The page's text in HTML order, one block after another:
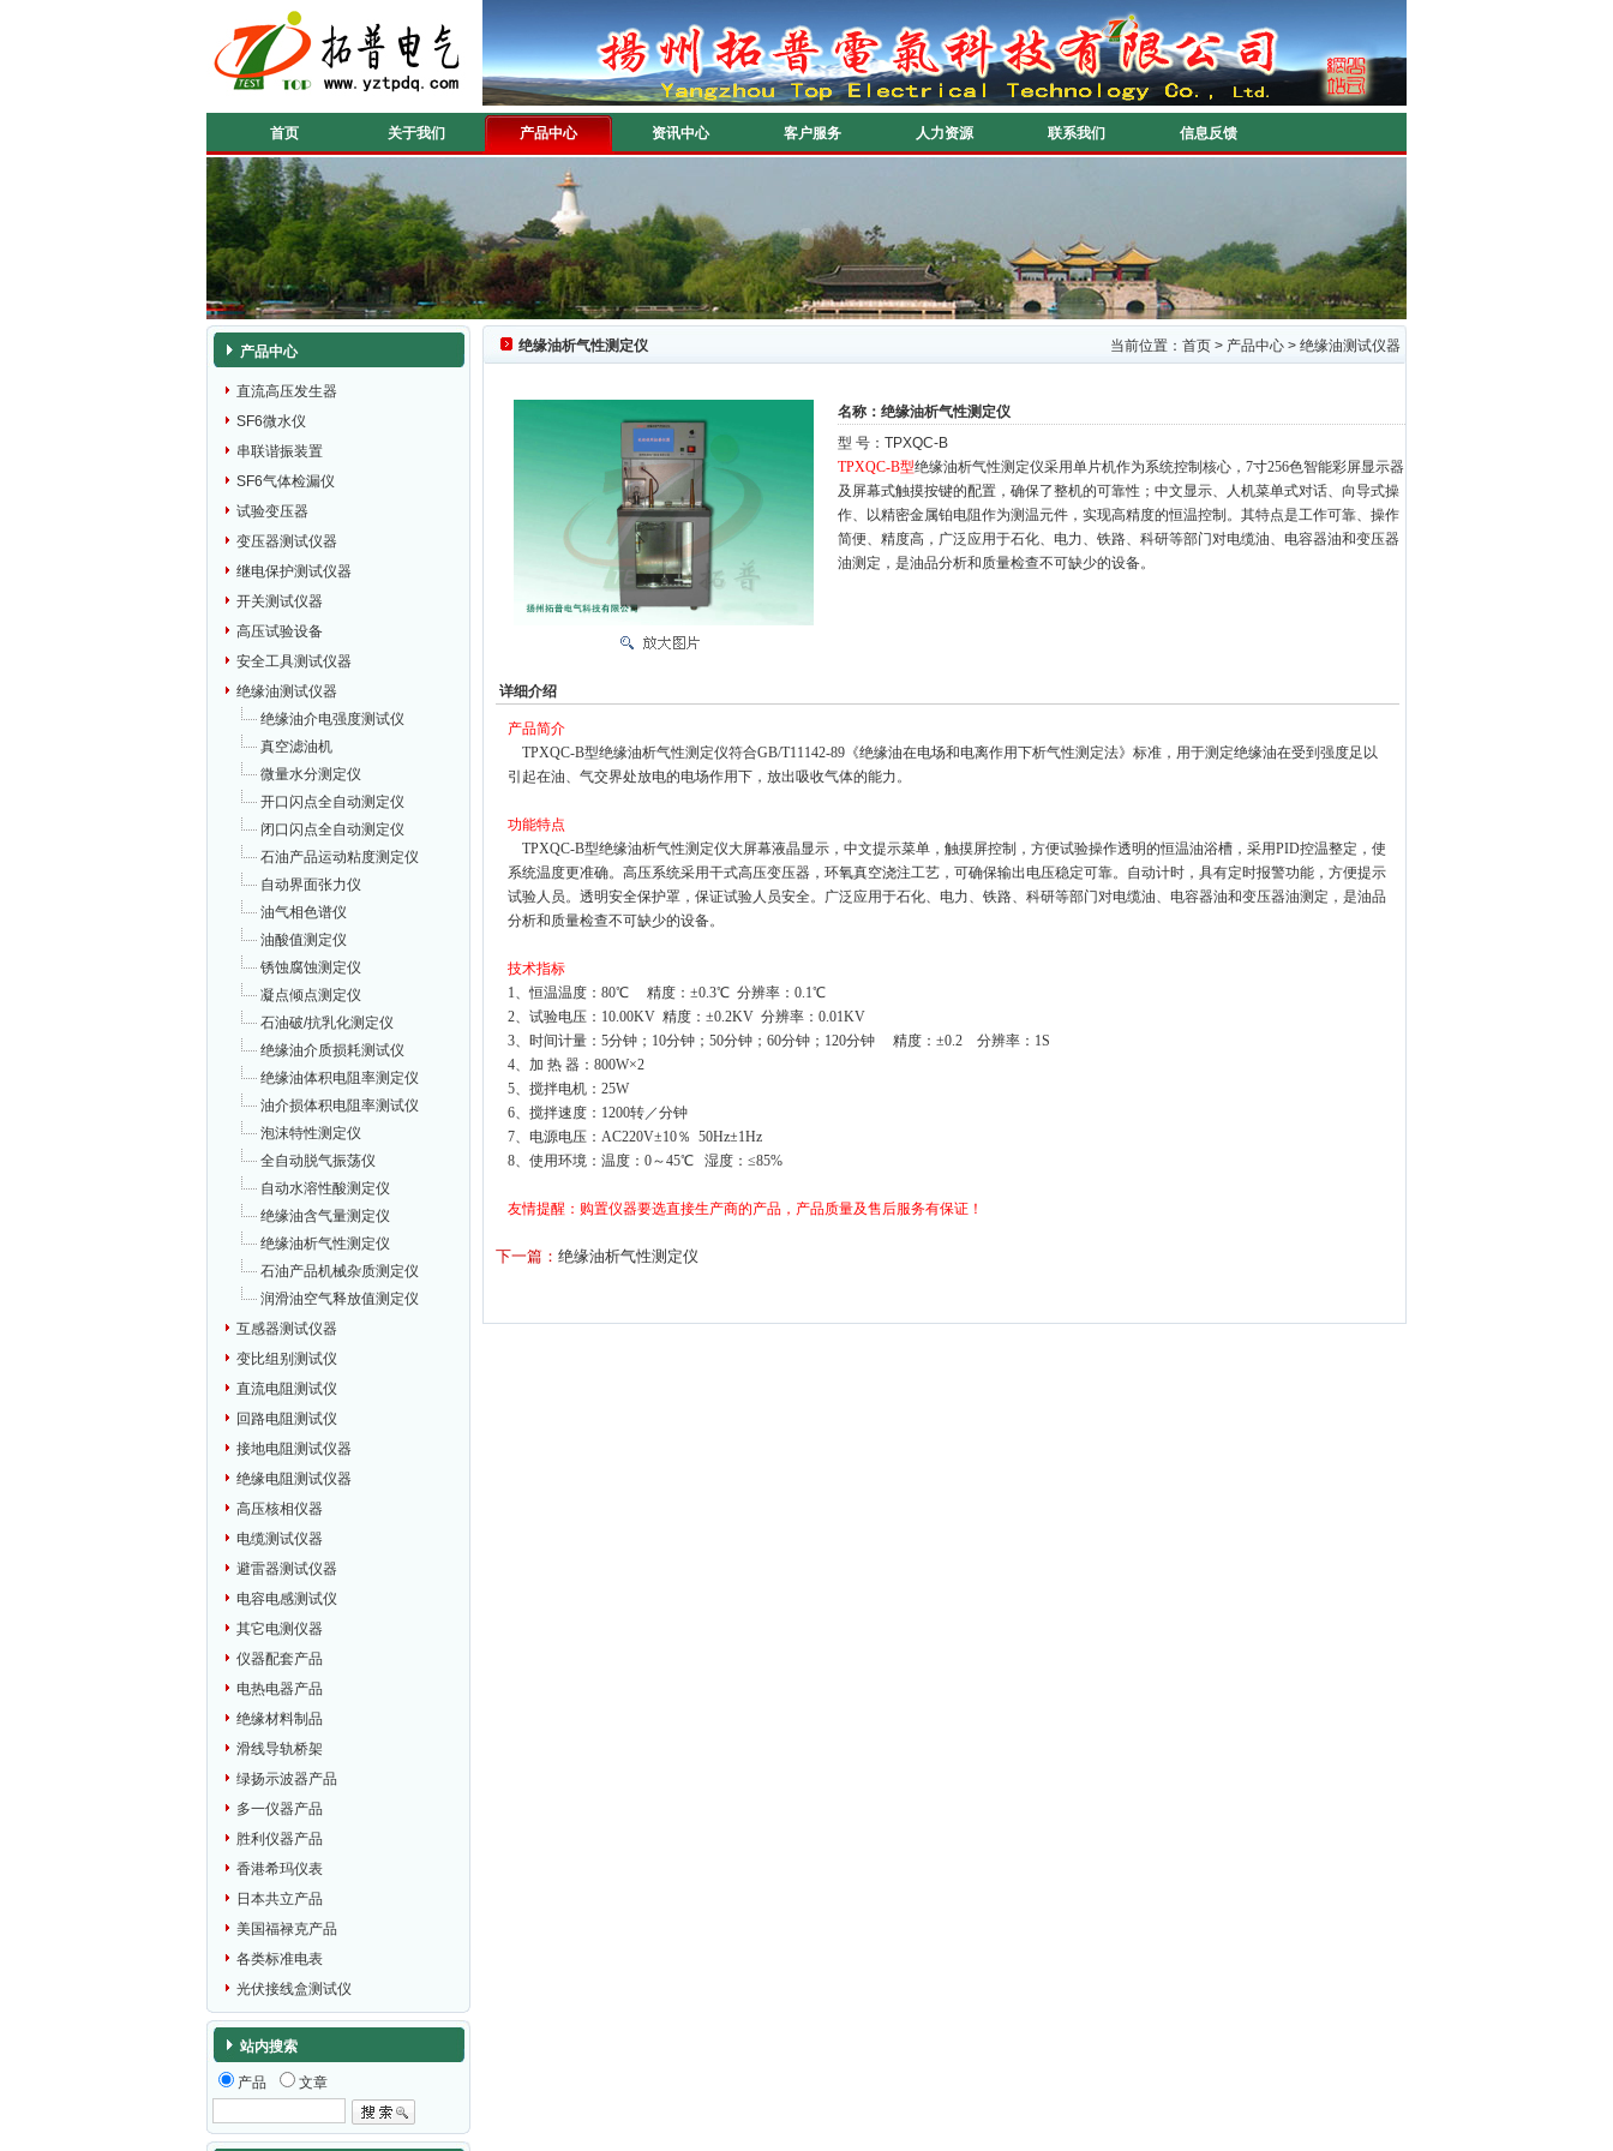
首页 关于我们 产品中心 资讯中心 客户服务 人力资源 联系我们 信息反馈
产品中心
直流高压发生器
SF6微水仪
串联谐振装置
SF6气体检漏仪
试验变压器
变压器测试仪器
继电保护测试仪器
开关测试仪器
高压试验设备
安全工具测试仪器
绝缘油测试仪器
绝缘油介电强度测试仪
真空滤油机
微量水分测定仪
开口闪点全自动测定仪
闭口闪点全自动测定仪
石油产品运动粘度测定仪
自动界面张力仪
油气相色谱仪
油酸值测定仪
锈蚀腐蚀测定仪
凝点倾点测定仪
石油破/抗乳化测定仪
绝缘油介质损耗测试仪
绝缘油体积电阻率测定仪
油介损体积电阻率测试仪
泡沫特性测定仪
全自动脱气振荡仪
自动水溶性酸测定仪
绝缘油含气量测定仪
绝缘油析气性测定仪
石油产品机械杂质测定仪
润滑油空气释放值测定仪
互感器测试仪器
变比组别测试仪
直流电阻测试仪
回路电阻测试仪
接地电阻测试仪器
绝缘电阻测试仪器
高压核相仪器
电缆测试仪器
避雷器测试仪器
电容电感测试仪
其它电测仪器
仪器配套产品
电热电器产品
绝缘材料制品
滑线导轨桥架
绿扬示波器产品
多一仪器产品
胜利仪器产品
香港希玛仪表
日本共立产品
美国福禄克产品
各类标准电表
光伏接线盒测试仪
站内搜索
产品 文章
当前位置： 首页 > 产品中心 > 绝缘油测试仪器
绝缘油析气性测定仪
名称：绝缘油析气性测定仪
型 号：TPXQC-B
TPXQC-B型绝缘油析气性测定仪采用单片机作为系统控制核心，7寸256色智能彩屏显示器
及屏幕式触摸按键的配置，确保了整机的可靠性；中文显示、人机菜单式对话、向导式操
作、以精密金属铂电阻作为测温元件，实现高精度的恒温控制。其特点是工作可靠、操作
简便、精度高，广泛应用于石化、电力、铁路、科研等部门对电缆油、电容器油和变压器
油测定，是油品分析和质量检查不可缺少的设备。
详细介绍
产品简介
TPXQC-B型绝缘油析气性测定仪符合GB/T11142-89《绝缘油在电场和电离作用下析气性测定法》标准，用于测定绝缘油在受到强度足以
引起在油、气交界处放电的电场作用下，放出吸收气体的能力。
功能特点
TPXQC-B型绝缘油析气性测定仪大屏幕液晶显示，中文提示菜单，触摸屏控制，方便试验操作透明的恒温油浴槽，采用PID控温整定，使
系统温度更准确。高压系统采用干式高压变压器，环氧真空浇注工艺，可确保输出电压稳定可靠。自动计时，具有定时报警功能，方便提示
试验人员。透明安全保护罩，保证试验人员安全。广泛应用于石化、电力、铁路、科研等部门对电缆油、电容器油和变压器油测定，是油品
分析和质量检查不可缺少的设备。
技术指标
1、恒温温度：80℃ 精度：±0.3℃ 分辨率：0.1℃
2、 试验电压：10.00KV 精度：±0.2KV 分辨率：0.01KV
3、时间计量：5分钟；10分钟；50分钟；60分钟；120分钟
精度：±0.2 分辨率 ：1S
4、加 热 器：800W×2
5、搅拌电机：25W
6、搅拌速度：1200转／分钟
7、电源电压：AC220V±10％ 50Hz±1Hz
8、使用环境： 温度：0～45℃ 湿度：≤85%
友情提醒：购置仪器要选直接生产商的产品，产品质量及售后服务有保证！
下一篇： 绝缘油析气性测定仪